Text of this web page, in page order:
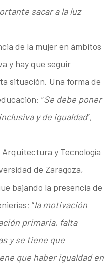
sacar a la luz
de la mujer en ámbitos
y hay que seguir
situación. Una forma de
“Se debe poner
y de igualdad”,
y Tecnología
de Zaragoza,
bajando la presencia de
“la motivación
primaria, falta
y se tiene que
que haber igualdad en